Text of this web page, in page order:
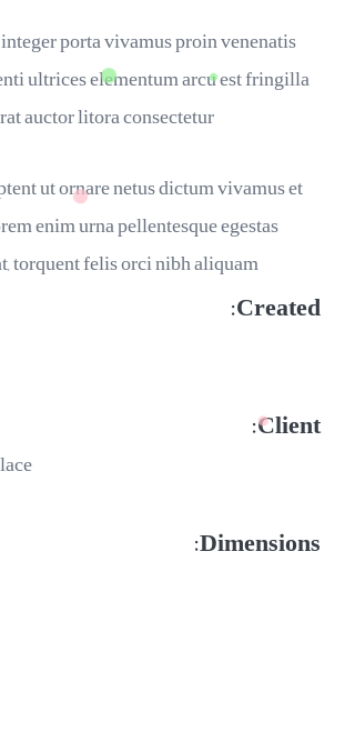
porta vivamus proin venenatis
ultrices elementum arcu est fringilla
auctor litora consectetur.
ut ornare netus dictum vivamus et
enim urna pellentesque egestas
torquent felis orci nibh aliquam.
Created:
Client:
Dimensions: